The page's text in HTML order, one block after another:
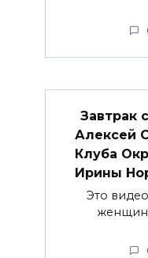
Завтрак
Алексей
Клуба
Ирины
Это